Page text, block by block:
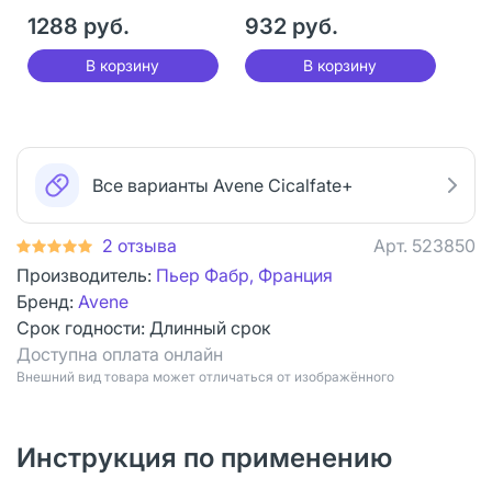
1288 руб.
В корзину
932 руб.
В корзину
Все варианты Avene Cicalfate+
2 отзыва Арт. 523850
Производитель: Пьер Фабр, Франция
Бренд: Avene
Срок годности: Длинный срок
Доступна оплата онлайн
Bнешний вид товара может отличаться от изображённого
Инструкция по применению